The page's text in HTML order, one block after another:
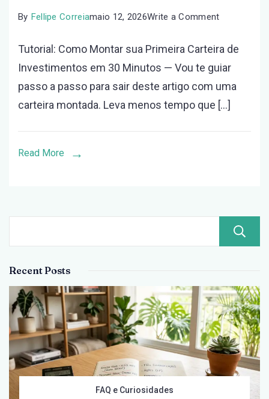
By Fellipe Correiamaio 12, 2026Write a Commenton
Como
Montar
sua
Primeira
Tutorial: Como Montar sua Primeira Carteira de
Investimentos em 30 Minutos — Vou te guiar
passo a passo para sair deste artigo com uma
carteira montada. Leva menos tempo que […]
Read More
Recent Posts
FAQ e Curiosidades